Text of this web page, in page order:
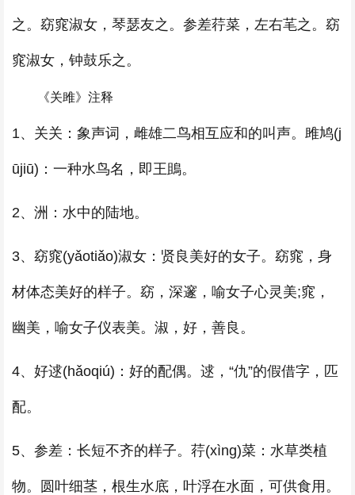
之。窈窕淑女，琴瑟友之。参差荇菜，左右芼之。窈
窕淑女，钟鼓乐之。
《关雎》注释
1、关关：象声词，雌雄二鸟相互应和的叫声。雎鸠(j
ūjiū)：一种水鸟名，即王鴡。
2、洲：水中的陆地。
3、窈窕(yǎotiǎo)淑女：贤良美好的女子。窈窕，身
材体态美好的样子。窈，深邃，喻女子心灵美;窕，
幽美，喻女子仪表美。淑，好，善良。
4、好逑(hǎoqiú)：好的配偶。逑，“仇”的假借字，匹
配。
5、参差：长短不齐的样子。荇(xìng)菜：水草类植
物。圆叶细茎，根生水底，叶浮在水面，可供食用。